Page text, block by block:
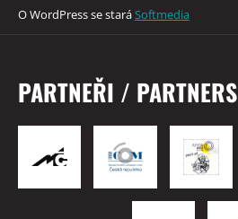
O WordPress se staráSoftmedia
PARTNEŘI / PARTNERS